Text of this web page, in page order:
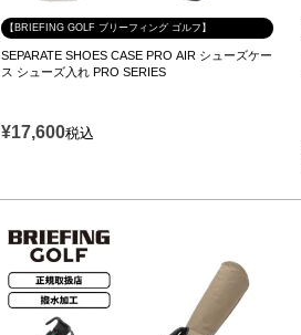
【BRIEFING GOLF ブリーフィング ゴルフ】
SEPARATE SHOES CASE PRO AIR シューズケー
ス シューズ入れ PRO SERIES
¥17,600税込